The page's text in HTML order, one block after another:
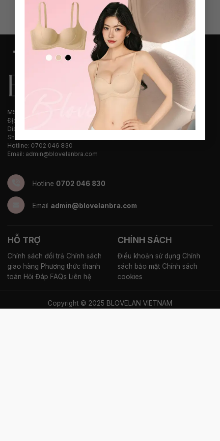
MST: 0318792396
Địa chỉ nhà máy: No. 11, Yuexing Road, Linpu Town, Xiaoshan
District, Hangzhou City, Zhejiang Province, China
Showroom: SH10, RS4, 278 Hòa Bình, Tân Phú, TP. HCM.
Hotline: 0702 046 830
Email: admin@blovelanbra.com
Hotline 0702 046 830
Email admin@blovelanbra.com
HỖ TRỢ
Chính sách đổi trả Chính sách
giao hàng Phương thức thanh
toán Hỏi Đáp FAQs Liên hệ
CHÍNH SÁCH
Điều khoản sử dụng Chính
sách bảo mật Chính sách
cookies
Copyright © 2025 BLOVELAN VIETNAM